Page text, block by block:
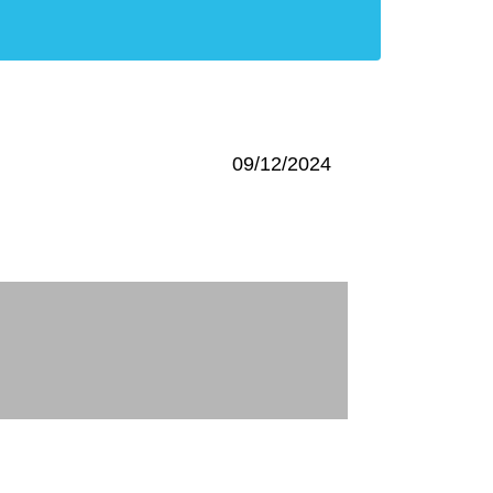
09/12/2024